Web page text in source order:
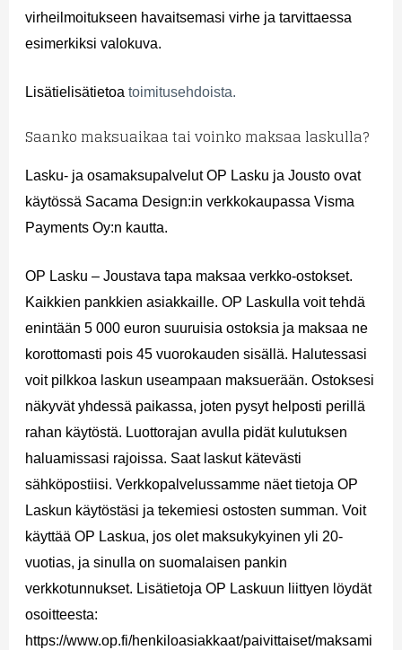
virheilmoitukseen havaitsemasi virhe ja tarvittaessa
esimerkiksi valokuva.
Lisätielisätietoatoimitusehdoista.
Saanko maksuaikaa tai voinko maksaa laskulla?
Lasku- ja osamaksupalvelut OP Lasku ja Jousto ovat
käytössä Sacama Design:in verkkokaupassa Visma
Payments Oy:n kautta.
OP Lasku – Joustava tapa maksaa verkko-ostokset.
Kaikkien pankkien asiakkaille. OP Laskulla voit tehdä
enintään 5 000 euron suuruisia ostoksia ja maksaa ne
korottomasti pois 45 vuorokauden sisällä. Halutessasi
voit pilkkoa laskun useampaan maksuerään. Ostoksesi
näkyvät yhdessä paikassa, joten pysyt helposti perillä
rahan käytöstä. Luottorajan avulla pidät kulutuksen
haluamissasi rajoissa. Saat laskut kätevästi
sähköpostiisi. Verkkopalvelussamme näet tietoja OP
Laskun käytöstäsi ja tekemiesi ostosten summan. Voit
käyttää OP Laskua, jos olet maksukykyinen yli 20-
vuotias, ja sinulla on suomalaisen pankin
verkkotunnukset. Lisätietoja OP Laskuun liittyen löydät
osoitteesta:
https://www.op.fi/henkiloasiakkaat/paivittaiset/maksami